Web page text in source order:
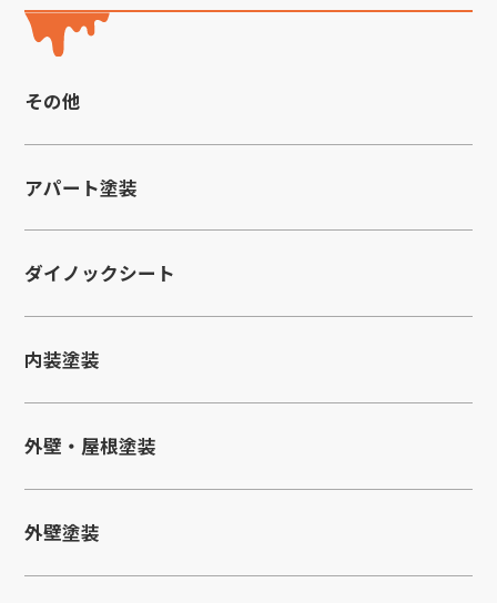
その他
アパート塗装
ダイノックシート
内装塗装
外壁・屋根塗装
外壁塗装